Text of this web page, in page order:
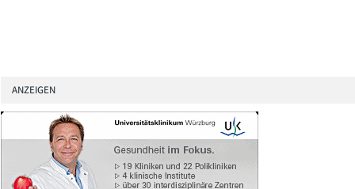
ANZEIGEN